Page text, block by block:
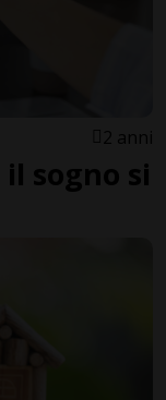
2 anni
sogno si